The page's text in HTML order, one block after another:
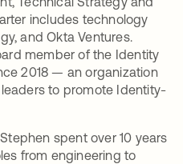
includes technology
and Okta Ventures.
member of the Identity
2018 — an organization
to promote Identity-
spent over 10 years
from engineering to